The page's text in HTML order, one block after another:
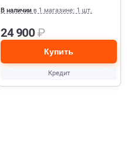
В наличии в 1 магазине: 1 шт.
24 900₽
Купить
Кредит